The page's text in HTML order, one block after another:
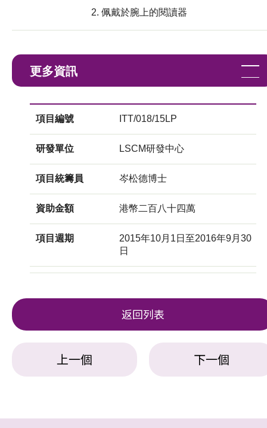
佩戴於腕上的閱讀器
更多資訊
項目編號 ITT/018/15LP
研發單位 LSCM研發中心
項目統籌員 岑松德博士
資助金額 港幣二百八十四萬
項目週期
2015年10月1日至2016年9月30
日
返回列表
上一個 下一個